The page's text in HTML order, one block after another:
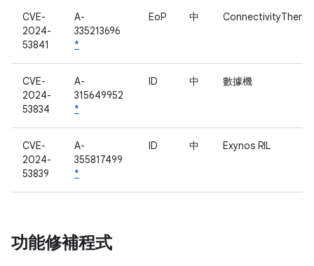
CVE-
2024-
53841
A-
335213696
*
EoP 中
CVE-
2024-
53834
A-
315649952
*
ID 中 數據機
CVE-
2024-
53839
A-
355817499
*
ID 中 Exynos RIL
功能修補程式